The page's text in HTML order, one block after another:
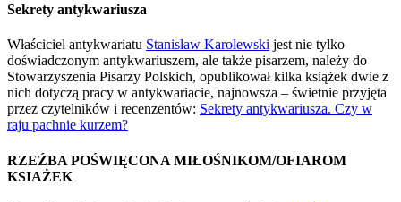
Sekrety antykwariusza
Właściciel antykwariatu Stanisław Karolewski jest nie tylko
doświadczonym antykwariuszem, ale także pisarzem, należy do
Stowarzyszenia Pisarzy Polskich, opublikował kilka książek dwie z
nich dotyczą pracy w antykwariacie, najnowsza – świetnie przyjęta
przez czytelników i recenzentów: Sekrety antykwariusza. Czy w
raju pachnie kurzem?
RZEŹBA POŚWIĘCONA MIŁOŚNIKOM/OFIAROM
KSIAŻEK